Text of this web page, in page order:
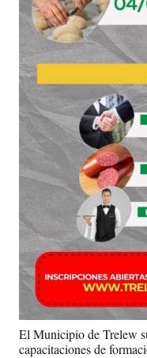
El Municipio de Trelew
capacitaciones de